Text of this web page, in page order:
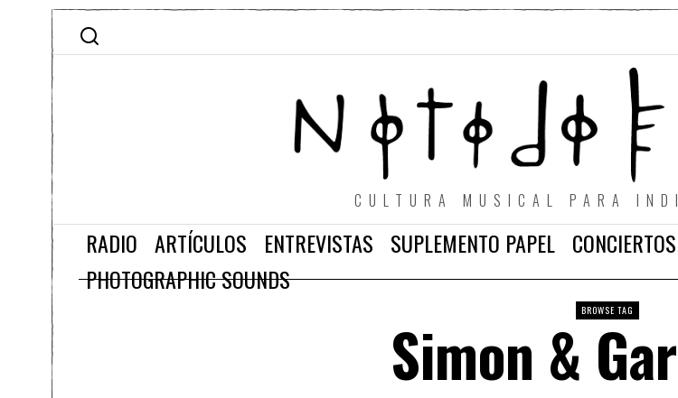
CULTURA MUSICAL PARA
RADIO ARTÍCULOS ENTREVISTAS SUPLEMENTO PAPEL CONCIERTOS
PHOTOGRAPHIC SOUNDS
BROWSE TAG
Simon &